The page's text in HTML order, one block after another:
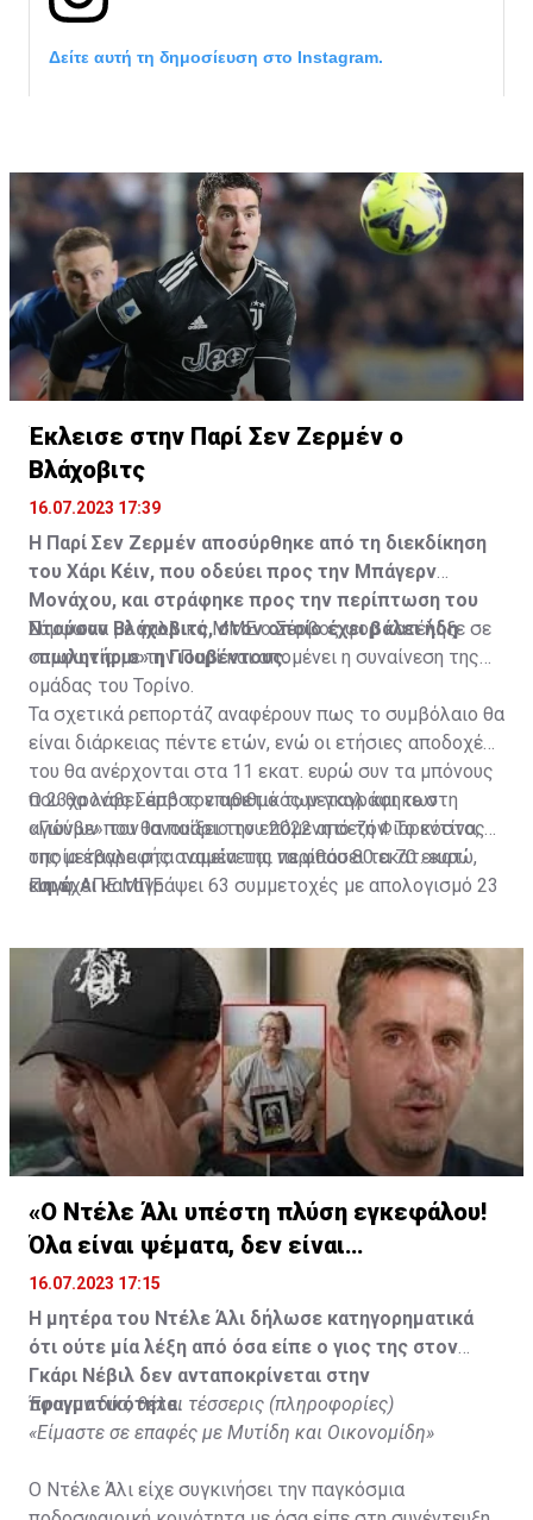
Δείτε αυτή τη δημοσίευση στο Instagram.
Έκλεισε στην Παρί Σεν Ζερμέν ο
Βλάχοβιτς
16.07.2023 17:39
Η Παρί Σεν Ζερμέν αποσύρθηκε από τη διεκδίκηση
του Χάρι Κέιν, που οδεύει προς την Μπάγερν
Μονάχου, και στράφηκε προς την περίπτωση του
Ντούσαν Βλάχοβιτς, στον οποίο έχει βάλει ήδη
«πωλητήριο» η Γιουβέντους.
Σύμφωνα με γαλλικά ΜΜΕ ο Σέρβος φορ κατέληξε σε
συμφωνία με την Παρί και απομένει η συναίνεση της
ομάδας του Τορίνο.
Τα σχετικά ρεπορτάζ αναφέρουν πως το συμβόλαιο θα
είναι διάρκειας πέντε ετών, ενώ οι ετήσιες αποδοχές
του θα ανέρχονται στα 11 εκατ. ευρώ συν τα μπόνους
που θα λάβει από τον αριθμό των γκολ και των
αγώνων που θα παίξει την επόμενη σεζόν. Το κόστος
της μεταγραφής αναμένεται να φθάσει τα 70 εκατ.
ευρώ.
Ο 23χρονος Σέρβος επιθετικός μεταγράφηκε στη
«Γιούβε» τον Ιανουάριο του 2022 από τη Φιορεντίνα, η
οποία έβαλε στα ταμεία της περίπου 80 εκατ. ευρώ,
και έχει καταγράψει 63 συμμετοχές με απολογισμό 23
Πηγή: ΑΠΕ ΜΠΕ
«Ο Ντέλε Άλι υπέστη πλύση εγκεφάλου!
Όλα είναι ψέματα, δεν είναι
υιοθετημένος»
16.07.2023 17:15
Η μητέρα του Ντέλε Άλι δήλωσε κατηγορηματικά
ότι ούτε μία λέξη από όσα είπε ο γιος της στον
Γκάρι Νέβιλ δεν ανταποκρίνεται στην
πραγματικότητα.
Έφυγαν δύο, θέλει τέσσερις (πληροφορίες)
«Είμαστε σε επαφές με Μυτίδη και Οικονομίδη»
Ο Ντέλε Άλι είχε συγκινήσει την παγκόσμια